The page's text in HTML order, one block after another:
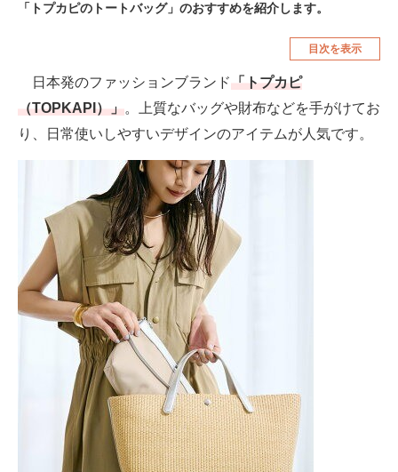
空調・季節家電 美容・コスメ
釣り具・釣り用品 食品・飲料・お酒
注目記事を集めた総合ページ
ITの今と未来を見通す
スマホと通信の最新トレンド
進化するPCとデバイスの未来
好きが集まる 比べて選べる
ビジネスと働き方のヒント
AI活用のいまが分かる
企業ITのトレンドを詳説
「トプカピのトートバッグ」のおすすめを紹介します。
目次を表示
日本発のファッションブランド「トプカピ
（TOPKAPI）」。上質なバッグや財布などを手がけてお
り、日常使いしやすいデザインのアイテムが人気です。